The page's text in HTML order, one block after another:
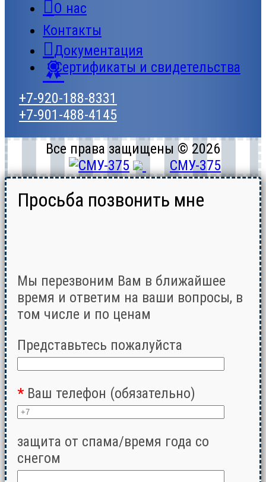
О нас
Контакты
Документация
Сертификаты и свидетельства
+7-920-188-8331
+7-901-488-4145
Все права защищены © 2026
СМУ-375
Просьба позвонить мне
Мы перезвоним Вам в ближайшее
время и ответим на ваши вопросы, в
том числе и по ценам
Представьтесь пожалуйста
* Ваш телефон (обязательно)
защита от спама/время года со
снегом